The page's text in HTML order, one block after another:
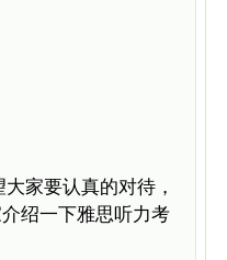
家要认真的对待，
绍一下雅思听力考